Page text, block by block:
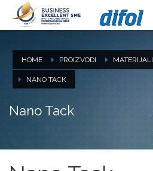
HOME PROIZVODI MATERIJALI
NANO TACK
Nano Tack